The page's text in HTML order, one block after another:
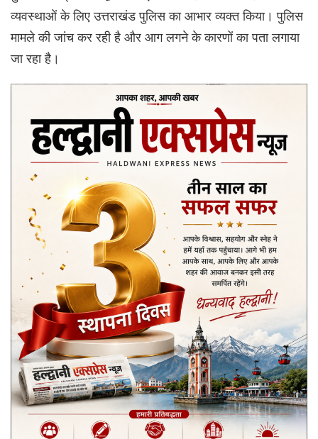
व्यवस्थाओं के लिए उत्तराखंड पुलिस का आभार व्यक्त किया। पुलिस
मामले की जांच कर रही है और आग लगने के कारणों का पता लगाया
जा रहा है।